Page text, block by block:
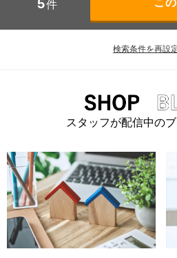
5件
検索条件を再設
スタッフが配信中の